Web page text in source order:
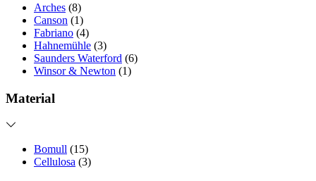
Arches (8)
Canson (1)
Fabriano (4)
Hahnemühle (3)
Saunders Waterford (6)
Winsor & Newton (1)
Material
Bomull (15)
Cellulosa (3)